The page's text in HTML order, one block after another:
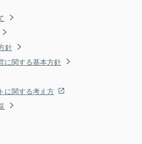
針
に関する基本方針
に関する考え方